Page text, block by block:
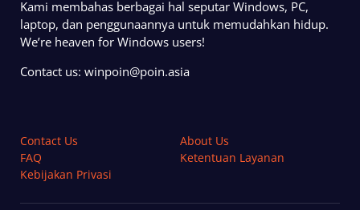
Kami membahas berbagai hal seputar Windows, PC,
laptop, dan penggunaannya untuk memudahkan hidup.
We’re heaven for Windows users!
Contact us: winpoin@poin.asia
Contact Us
About Us
FAQ
Ketentuan Layanan
Kebijakan Privasi